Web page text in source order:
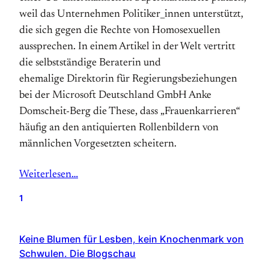
weil das Unternehmen Politiker_innen unterstützt,
die sich gegen die Rechte von Homosexuellen
aussprechen. In einem Artikel in der Welt vertritt
die selbstständige Beraterin und
ehemalige Direktorin für Regierungsbeziehungen
bei der Microsoft Deutschland GmbH Anke
Domscheit-Berg die These, dass „Frauenkarrieren“
häufig an den antiquierten Rollenbildern von
männlichen Vorgesetzten scheitern.
Weiterlesen…
1
Keine Blumen für Lesben, kein Knochenmark von
Schwulen. Die Blogschau